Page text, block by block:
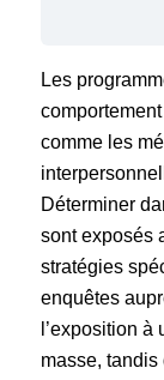
Les
comme les
Déterminer
sont exposés
stratégies
enquêtes
l’exposition
masse, tandis